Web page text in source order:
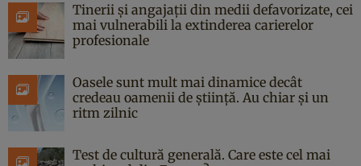
Tinerii și angajații din medii defavorizate, cei
mai vulnerabili la extinderea carierelor
profesionale
Oasele sunt mult mai dinamice decât
credeau oamenii de știință. Au chiar și un
ritm zilnic
Test de cultură generală. Care este cel mai